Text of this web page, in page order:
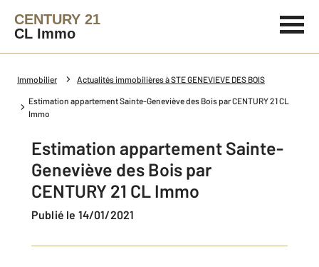
CENTURY 21
CL Immo
Immobilier Actualités immobilières à STE GENEVIEVE DES BOIS
Estimation appartement Sainte-Geneviève des Bois par CENTURY 21 CL
Immo
Estimation appartement Sainte-
Geneviève des Bois par
CENTURY 21 CL Immo
Publié le 14/01/2021